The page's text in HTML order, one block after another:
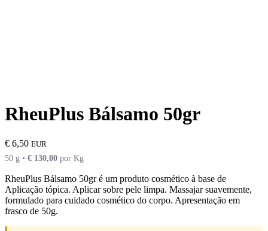
RheuPlus Bálsamo 50gr
€ 6,50 EUR
50 g • € 130,00 por Kg
RheuPlus Bálsamo 50gr é um produto cosmético à base de
Aplicação tópica. Aplicar sobre pele limpa. Massajar suavemente,
formulado para cuidado cosmético do corpo. Apresentação em
frasco de 50g.